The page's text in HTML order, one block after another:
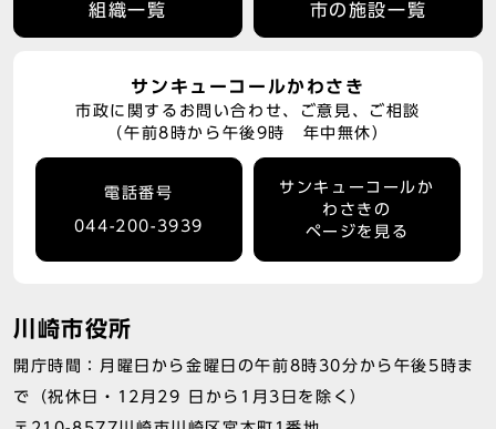
組織一覧 市の施設一覧
サンキューコールかわさき
市政に関するお問い合わせ、ご意見、ご相談
（午前8時から午後9時 年中無休）
電話番号
044-200-3939
サンキューコールか
わさきの
ページを見る
川崎市役所
開庁時間：月曜日から金曜日の午前8時30分から午後5時ま
で（祝休日・12月29 日から1月3日を除く）